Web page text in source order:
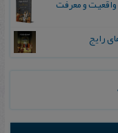
و معرفت
رایج